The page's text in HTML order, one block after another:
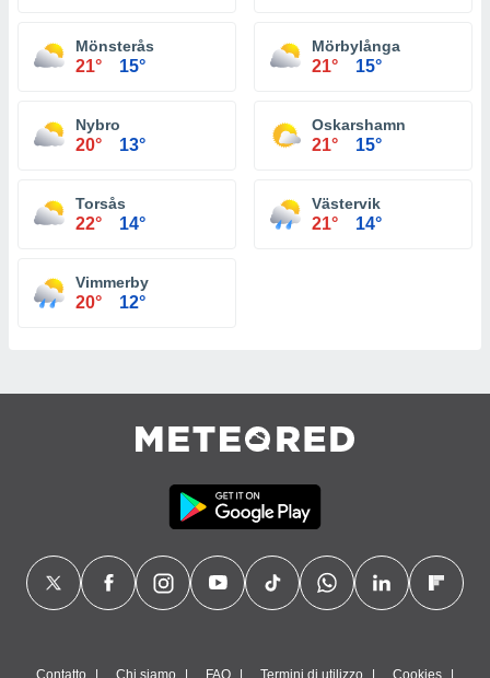
Mönsterås
21° 15°
Mörbylånga
21° 15°
Nybro
20° 13°
Oskarshamn
21° 15°
Torsås
22° 14°
Västervik
21° 14°
Vimmerby
20° 12°
Contatto Chi siamo FAQ Termini di utilizzo Cookies